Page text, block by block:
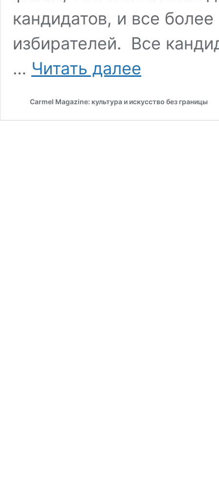
кандидатов, и все
избирателей. Все
… Читать далее
или
политической
Сarmel Magazine: культура и искусство без границы